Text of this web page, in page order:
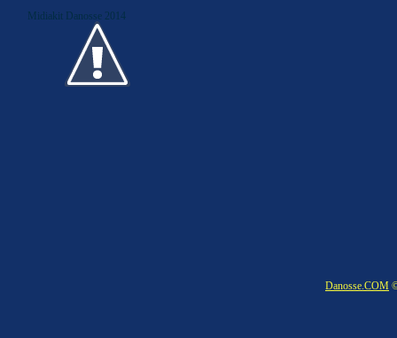
Midiakit Danosse 2014
Danosse.COM